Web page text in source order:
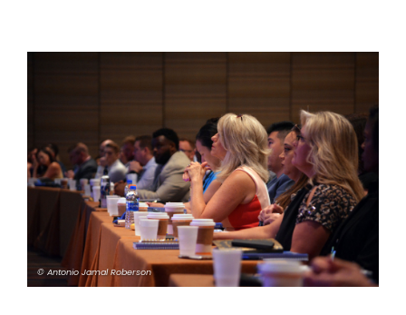
© Antonio Jamal Roberson